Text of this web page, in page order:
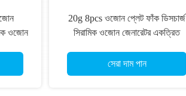
3.5g/
800mg/Hr সিরামিক ওজোন মেশিন প্লেট
সহজ ইনস্টলেশন জীবন্ত বায়ু জন্য
সেরা দাম পান